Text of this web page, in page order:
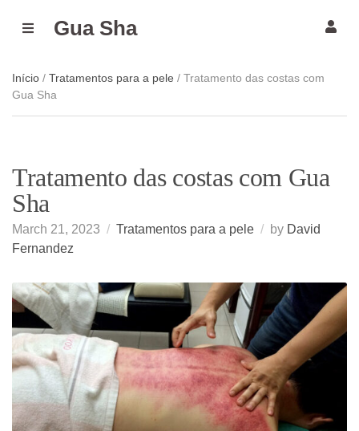
M
U
Gua Sha
Início / Tratamentos para a pele / Tratamento das costas com
Gua Sha
Tratamento das costas com Gua
Sha
March 21, 2023 Tratamentos para a pele by David
Fernandez